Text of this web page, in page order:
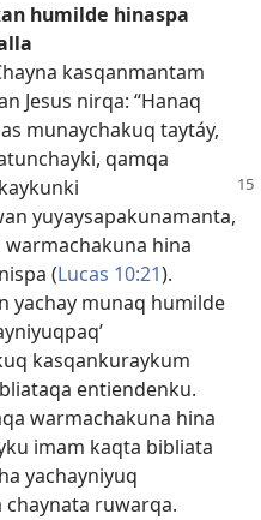
humilde hinaspa
kasqanmantam
Jesus nirqa: “Hanaq
munaychakuq taytáy,
qamqa
yuyaysapakunamanta,
hina
(Lucas 10:21).
yachay munaq humilde
kasqankuraykum
entiendenku.
warmachakuna hina
imam kaqta bibliata
yachayniyuq
ruwarqa.